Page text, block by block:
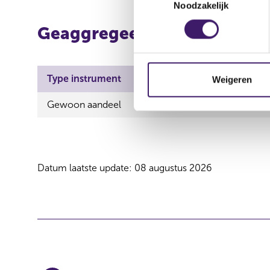
s
e
m
i
s
c
Noodzakelijk
Weigeren
Geaggregeerde informatie
Type instrument
Gewoon aandeel
Datum laatste update: 08 augustus 2026